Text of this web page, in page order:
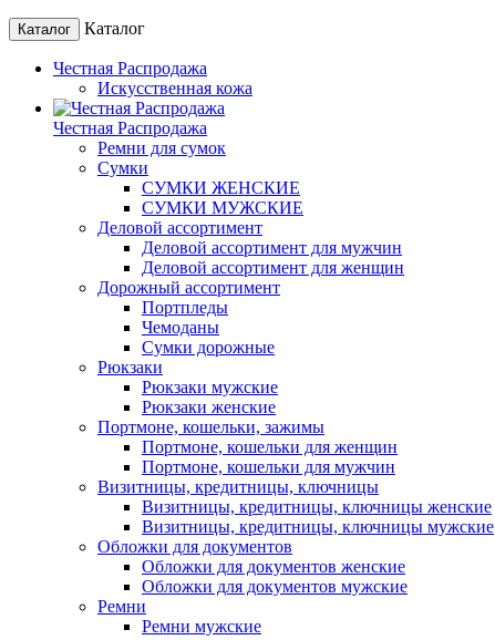
Каталог Каталог
Честная Распродажа
Искусственная кожа
Честная Распродажа
Ремни для сумок
Сумки
СУМКИ ЖЕНСКИЕ
СУМКИ МУЖСКИЕ
Деловой ассортимент
Деловой ассортимент для мужчин
Деловой ассортимент для женщин
Дорожный ассортимент
Портпледы
Чемоданы
Сумки дорожные
Рюкзаки
Рюкзаки мужские
Рюкзаки женские
Портмоне, кошельки, зажимы
Портмоне, кошельки для женщин
Портмоне, кошельки для мужчин
Визитницы, кредитницы, ключницы
Визитницы, кредитницы, ключницы женские
Визитницы, кредитницы, ключницы мужские
Обложки для документов
Обложки для документов женские
Обложки для документов мужские
Ремни
Ремни мужские